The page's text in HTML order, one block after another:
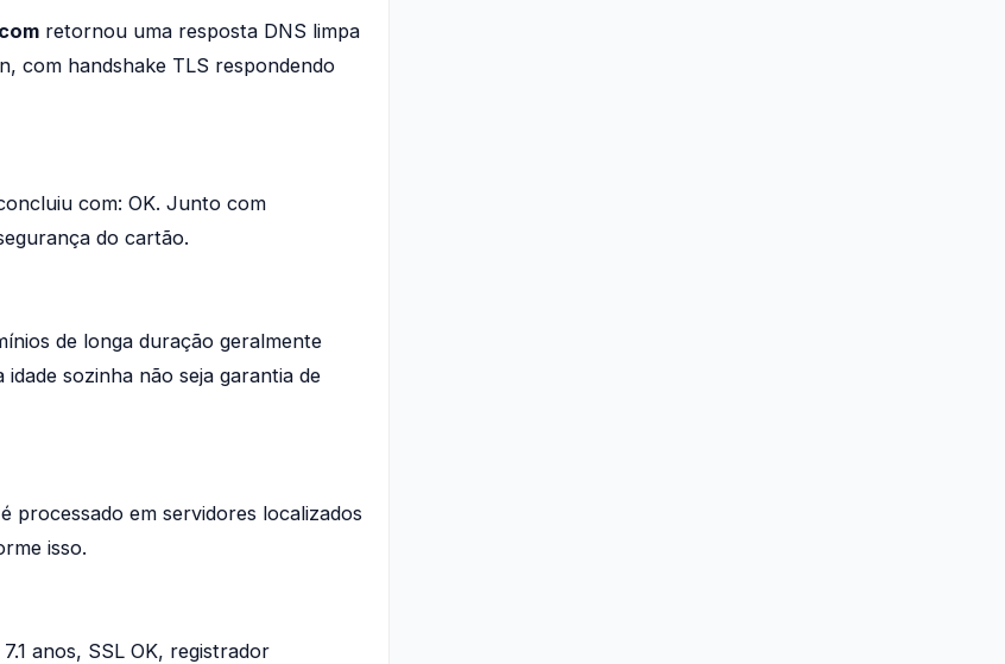
retornou uma resposta DNS limpa
com handshake TLS respondendo
com: OK. Junto com
do cartão.
de longa duração geralmente
sozinha não seja garantia de
é processado em servidores localizados
isso.
anos, SSL OK, registrador